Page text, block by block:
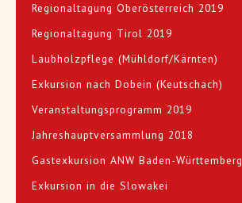
Regionaltagung Oberösterreich 2019
Regionaltagung Tirol 2019
Laubholzpflege (Mühldorf/Kärnten)
Exkursion nach Dobein (Keutschach)
Veranstaltungsprogramm 2019
Jahreshauptversammlung 2018
Gastexkursion ANW Baden-Württemberg
Exkursion in die Slowakei